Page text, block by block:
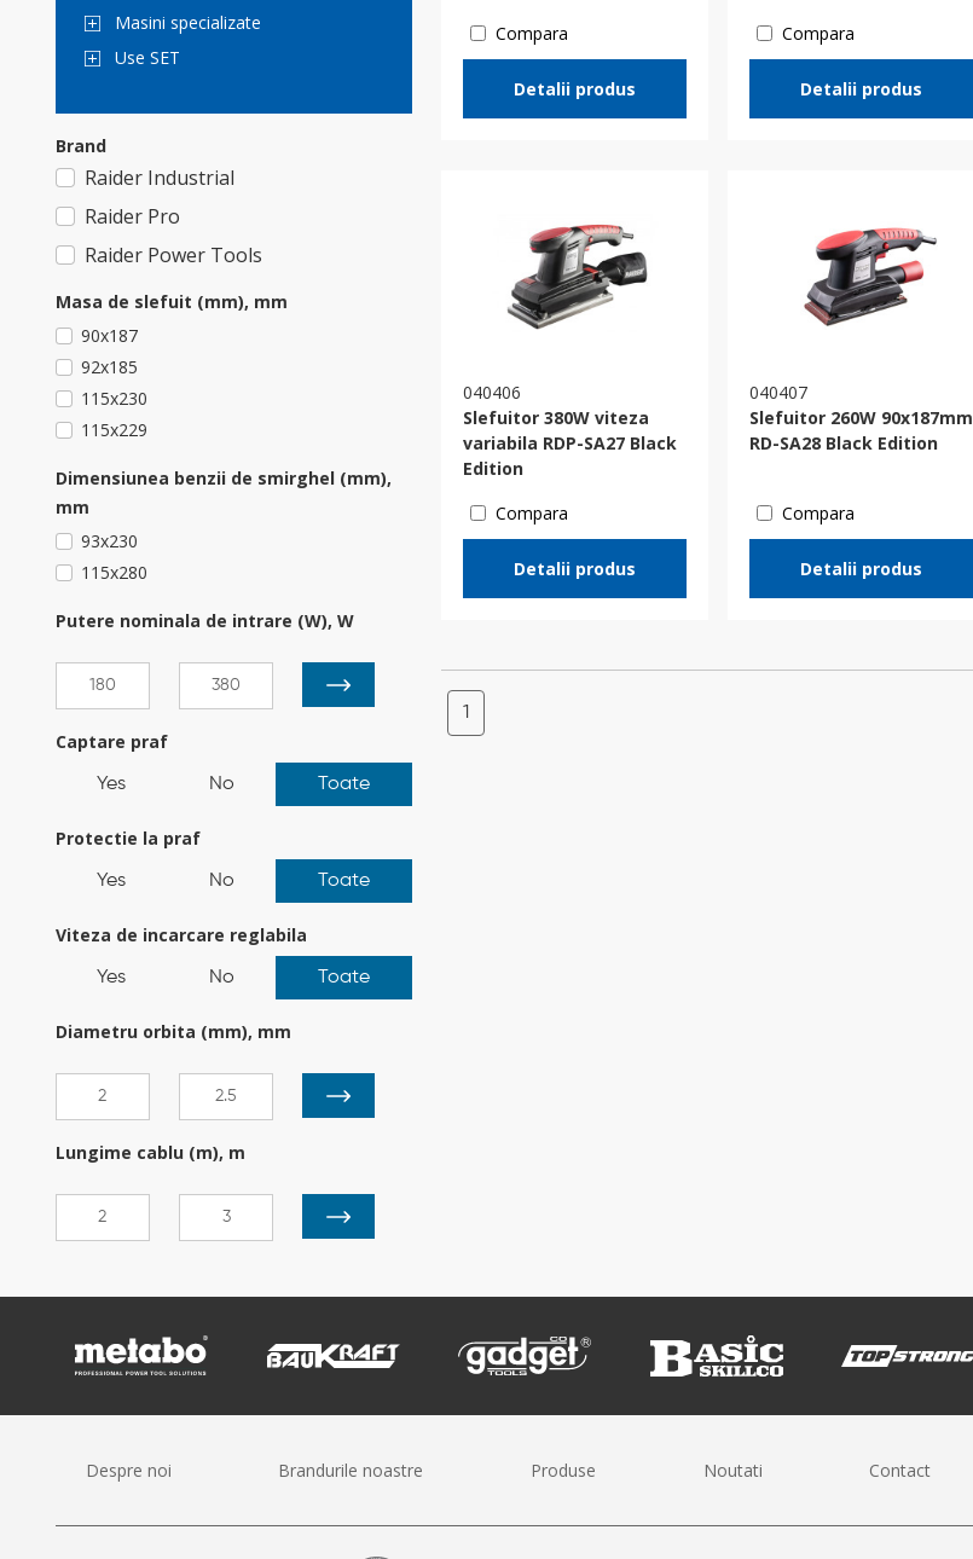
Masini specializate
Use SET
Brand
Raider Industrial
Raider Pro
Raider Power Tools
Masa de slefuit (mm), mm
90x187
92x185
115x230
115x229
Dimensiunea benzii de smirghel (mm),
mm
93x230
115x280
Putere nominala de intrare (W), W
Captare praf
Yes No Toate
Protectie la praf
Yes No Toate
Viteza de incarcare reglabila
Yes No Toate
Diametru orbita (mm), mm
Lungime cablu (m), m
Compara
Detalii produs
Compara
Detalii produs
040406
Slefuitor 380W viteza
variabila RDP-SA27 Black
Edition
Compara
Detalii produs
040407
Slefuitor 260W 90x187mm
RD-SA28 Black Edition
Compara
Detalii produs
1
Despre noi Brandurile noastre Produse Noutati Contact